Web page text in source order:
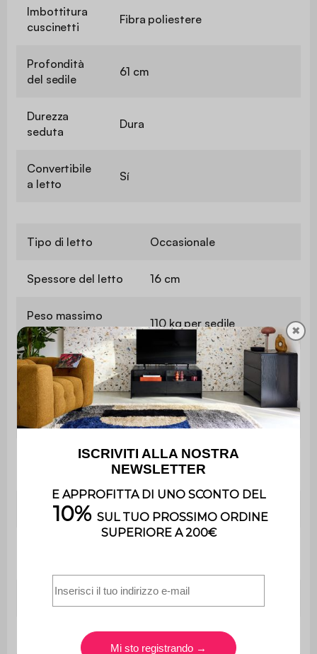
Imbottitura
cuscinetti
Fibra poliestere
Profondità
del sedile
61 cm
Durezza
seduta
Dura
Convertibile
a letto
Sí
Tipo di letto Occasionale
Spessore del letto 16 cm
Peso massimo
supportato
110 kg per sedile
Uso
Utilizzo esclusivamente
domestico
Garanzia 2 anni
Il montaggio è semplice, le
istruzioni sono fornite.
Divano L 130 x L 77 x H 83 cm
Seduta del divano L 120 x P 61 cm
L 120 x H 39 cm
✖